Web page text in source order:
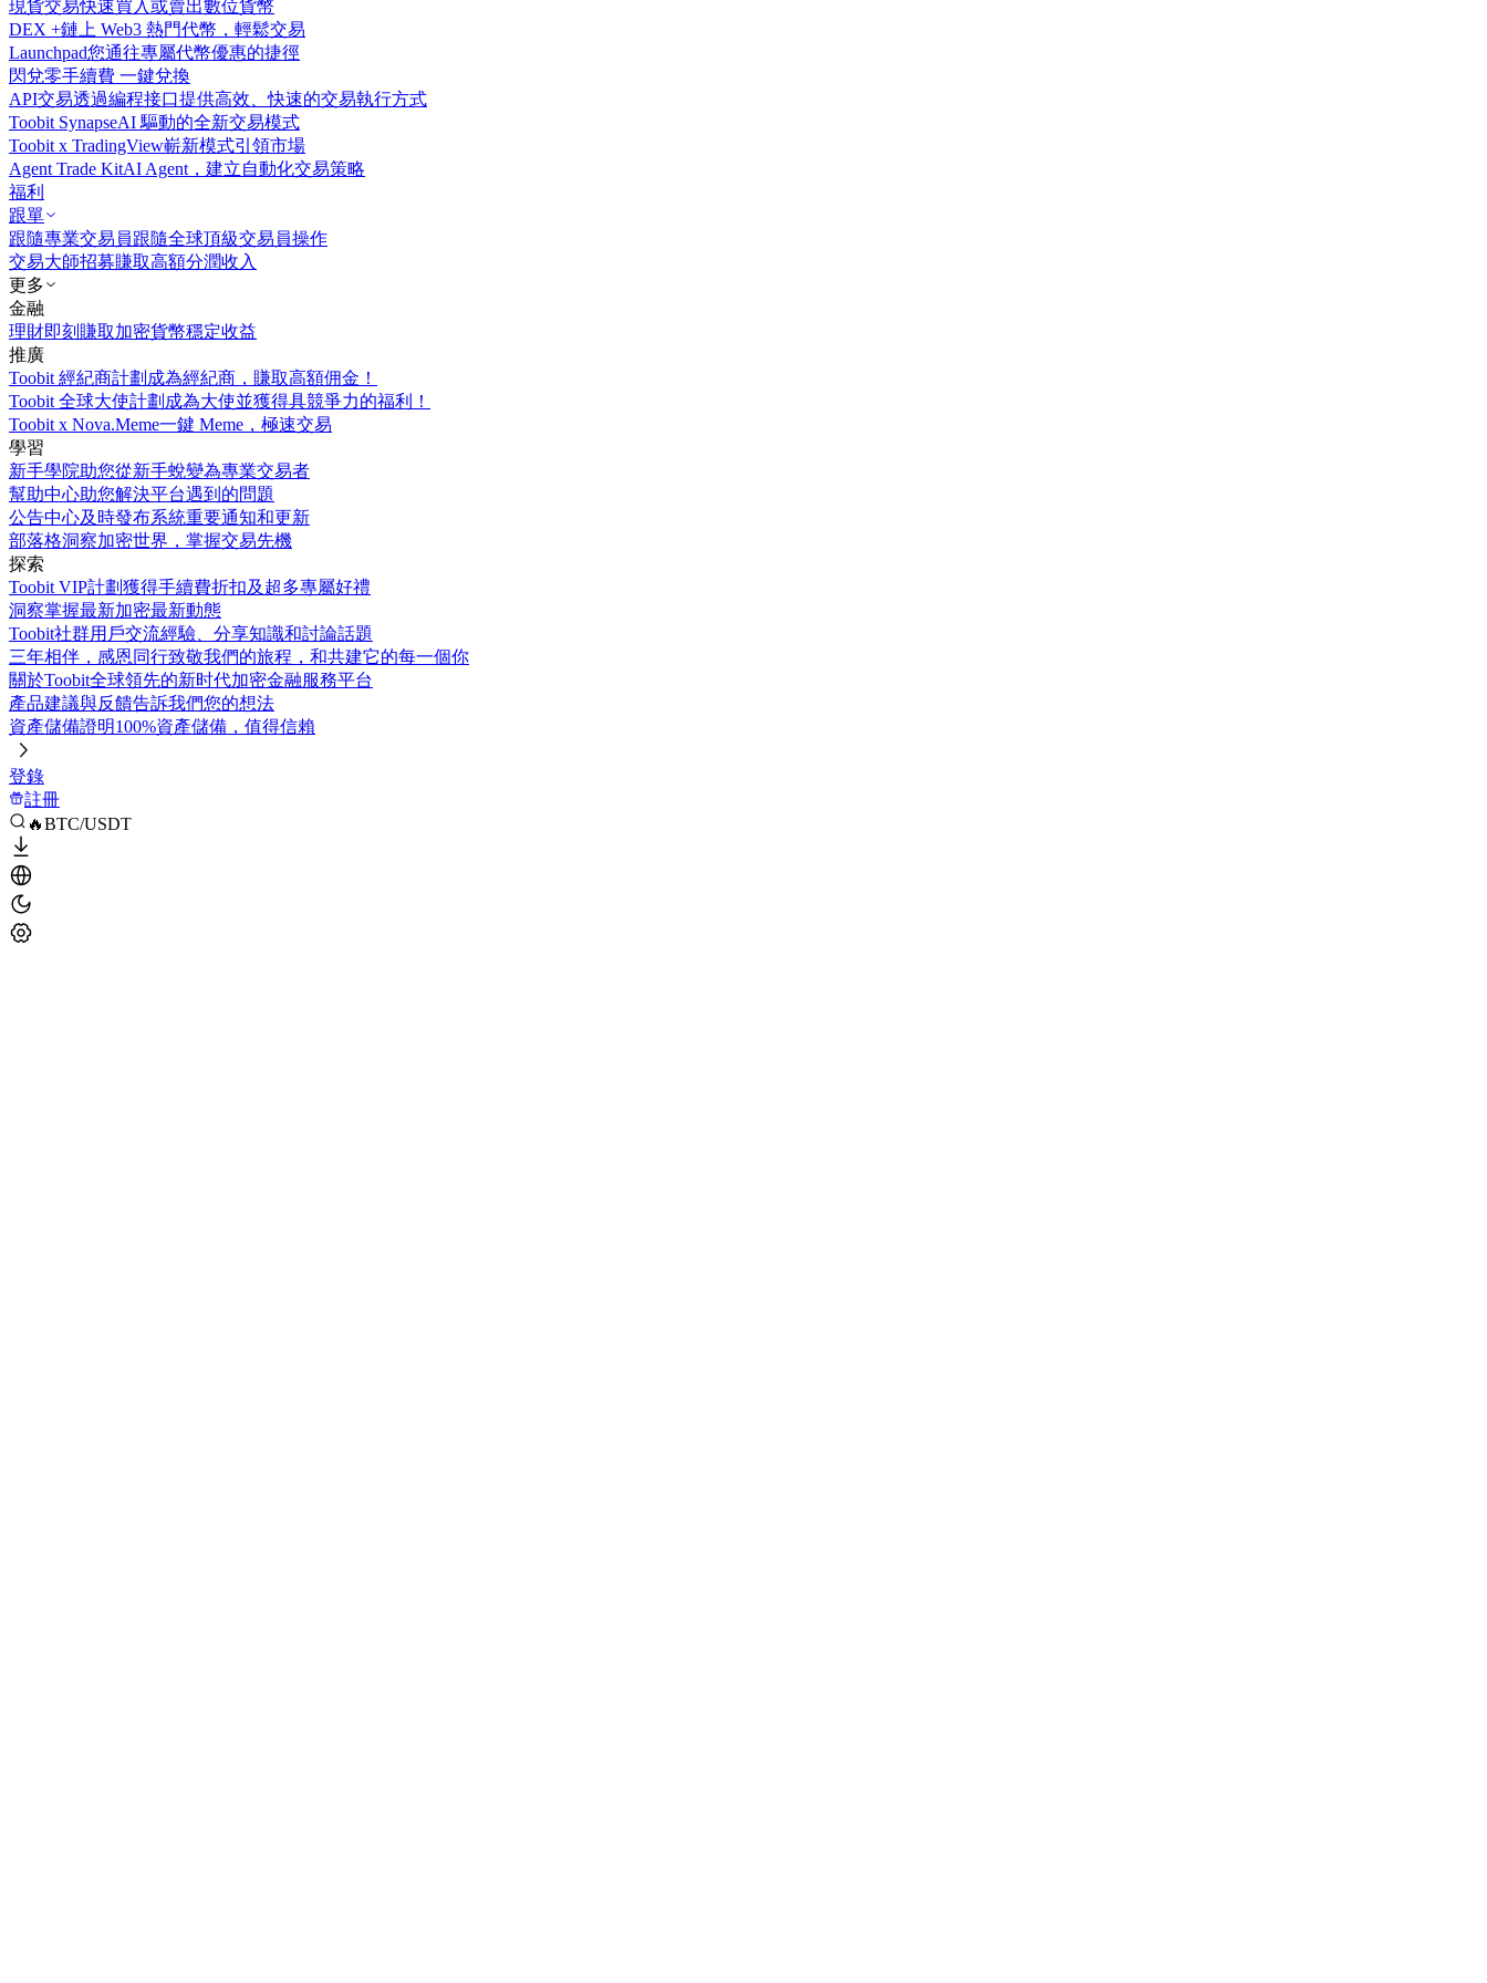
現貨交易快速買入或賣出數位貨幣
DEX +鏈上 Web3 熱門代幣，輕鬆交易
Launchpad您通往專屬代幣優惠的捷徑
閃兌零手續費 一鍵兌換
API交易透過編程接口提供高效、快速的交易執行方式
Toobit SynapseAI 驅動的全新交易模式
Toobit x TradingView嶄新模式引領市場
Agent Trade KitAI Agent，建立自動化交易策略
福利
跟單
跟隨專業交易員跟隨全球頂級交易員操作
交易大師招募賺取高額分潤收入
更多
金融
理財即刻賺取加密貨幣穩定收益
推廣
Toobit 經紀商計劃 成為經紀商，賺取高額佣金！
Toobit 全球大使計劃 成為大使並獲得具競爭力的福利！
Toobit x Nova.Meme一鍵 Meme，極速交易
學習
新手學院助您從新手蛻變為專業交易者
幫助中心助您解決平台遇到的問題
公告中心及時發布系統重要通知和更新
部落格洞察加密世界，掌握交易先機
探索
Toobit VIP計劃獲得手續費折扣及超多專屬好禮
洞察掌握最新加密最新動態
Toobit社群用戶交流經驗、分享知識和討論話題
三年相伴，感恩同行致敬我們的旅程，和共建它的每一個你
關於Toobit全球領先的新时代加密金融服務平台
產品建議與反饋告訴我們您的想法
資產儲備證明100%資產儲備，值得信賴
登錄
註冊
🔥BTC/USDT